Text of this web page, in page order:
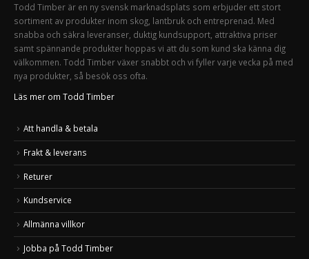
Todd Timber är en ny svensk marknadsplats som erbjuder ett stort
sortiment av produkter inom skog, lantbruk och entreprenad. Med
snabba och säkra leveranser, duktig kundsupport, attraktiva priser
samt spännande produkter hoppas vi att du som kund ska känna dig
välkommen. Todd Timber växer snabbt och vi fyller varje vecka på med
nya produkter, så besök oss ofta.
Läs mer om Todd Timber
Att handla & betala
Frakt & leverans
Returer
Kundservice
Allmänna villkor
Jobba på Todd Timber